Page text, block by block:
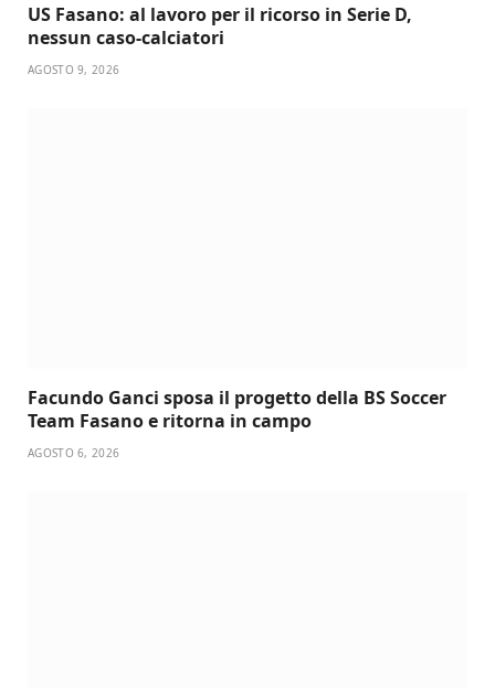
US Fasano: al lavoro per il ricorso in Serie D,
nessun caso-calciatori
AGOSTO 9, 2026
Facundo Ganci sposa il progetto della BS Soccer
Team Fasano e ritorna in campo
AGOSTO 6, 2026